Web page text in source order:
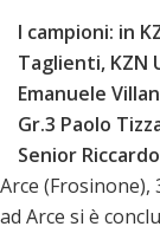
I campioni: in
Taglienti, KZN
Emanuele
Gr.3 Paolo
Senior
Arce (Frosinone),
ad Arce si è